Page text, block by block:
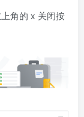
角的 x 关闭按